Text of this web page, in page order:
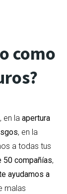
como
, en la apertura
, en la
a todas tus
50 compañías,
ayudamos a
malas